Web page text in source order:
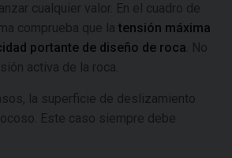
cualquier valor. En el cuadro de
comprueba que la tensión máxima
portante de diseño de roca . No
activa de la roca.
la superficie de deslizamiento
Este caso siempre debe